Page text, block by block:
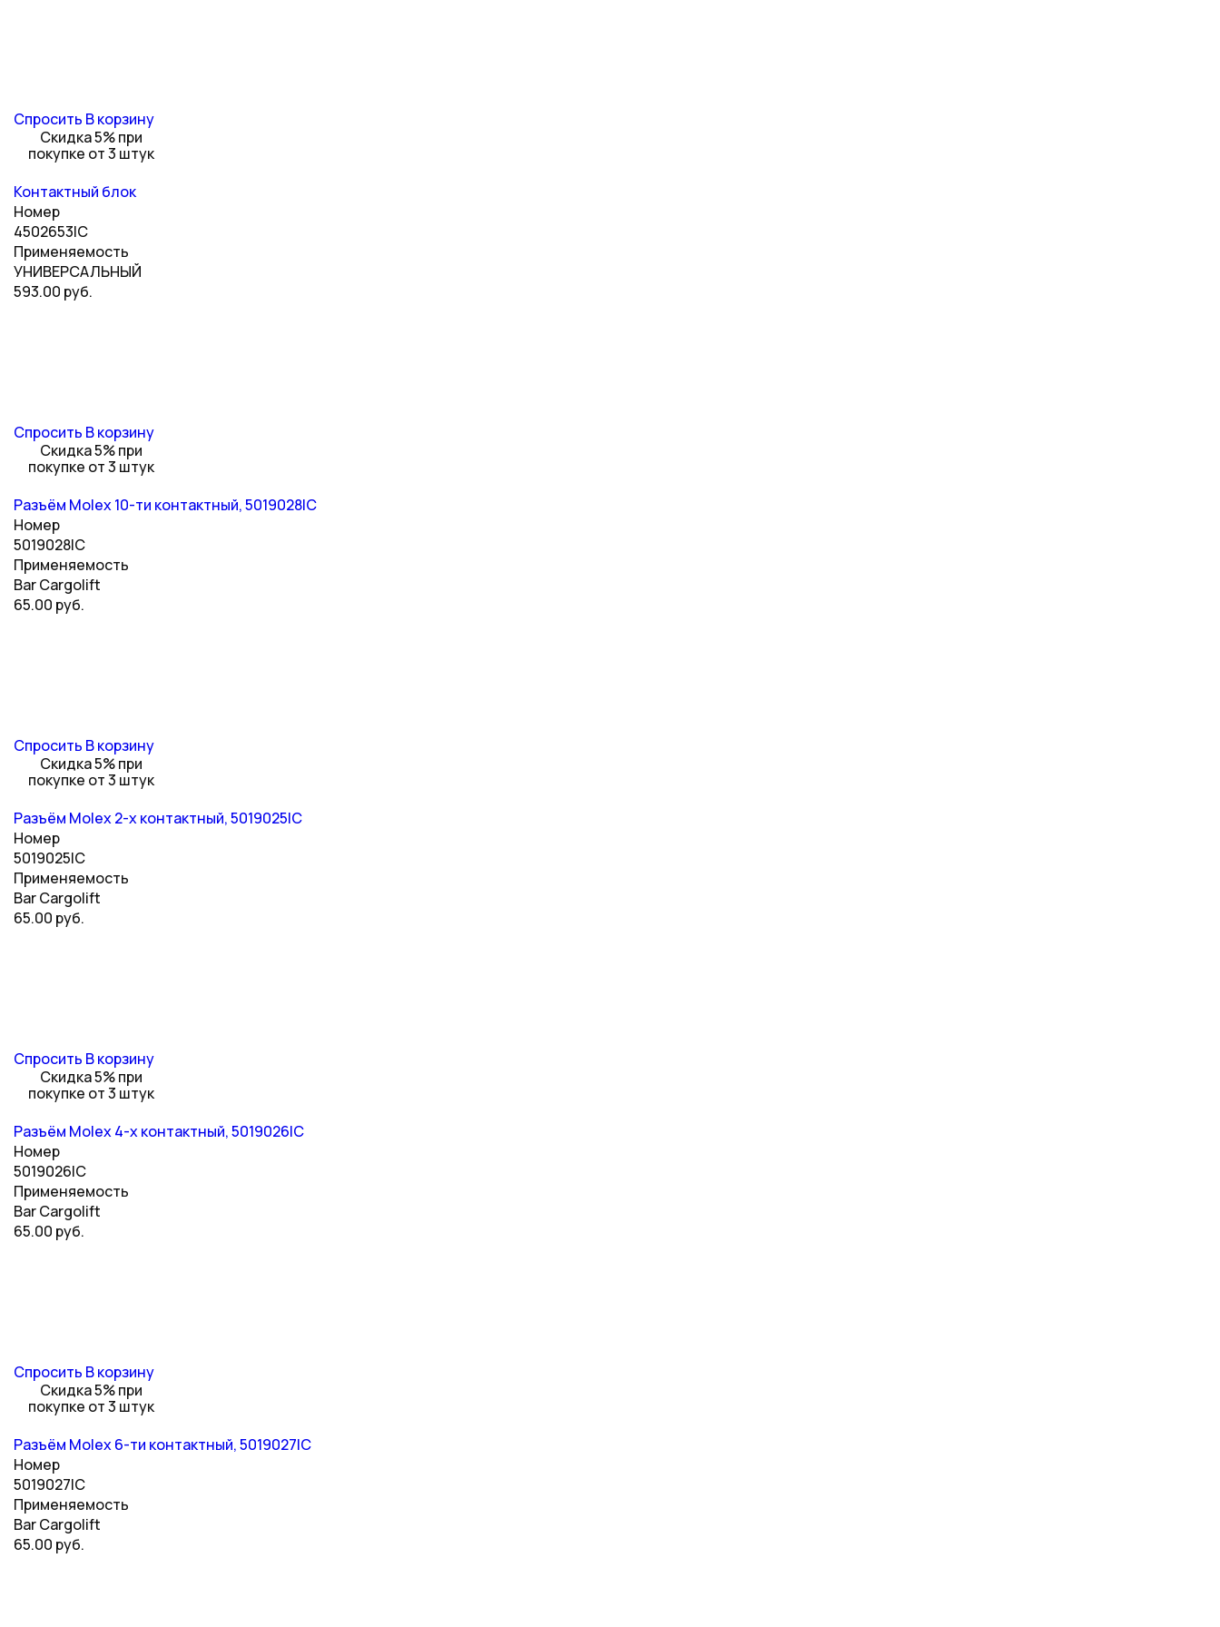
Спросить В корзину
Скидка 5% при
покупке от 3 штук
Контактный блок
Номер
4502653IC
Применяемость
УНИВЕРСАЛЬНЫЙ
593.00 руб.
Спросить В корзину
Скидка 5% при
покупке от 3 штук
Разъём Molex 10-ти контактный, 5019028IC
Номер
5019028IC
Применяемость
Bar Cargolift
65.00 руб.
Спросить В корзину
Скидка 5% при
покупке от 3 штук
Разъём Molex 2-х контактный, 5019025IC
Номер
5019025IC
Применяемость
Bar Cargolift
65.00 руб.
Спросить В корзину
Скидка 5% при
покупке от 3 штук
Разъём Molex 4-х контактный, 5019026IC
Номер
5019026IC
Применяемость
Bar Cargolift
65.00 руб.
Спросить В корзину
Скидка 5% при
покупке от 3 штук
Разъём Molex 6-ти контактный, 5019027IC
Номер
5019027IC
Применяемость
Bar Cargolift
65.00 руб.